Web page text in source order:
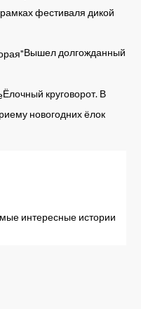
фестиваля дикой
Вышел долгожданный
Ёлочный круговорот. В
новогодних ёлок
интересные истории